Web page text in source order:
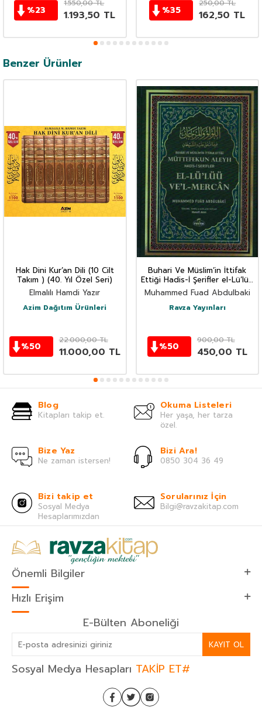
%23
1.550,00TL
1.193,50 TL %35
250,00TL
162,50 TL
Benzer Ürünler
Hak Dini Kur’an Dili (10 Cilt
Takım ) (40. Yıl Özel Seri)
Elmalılı Hamdi Yazır
Azim Dağıtım Ürünleri
%50
22.000,00TL
11.000,00 TL
Buhari Ve Müslim’in İttifak
Ettiği Hadis-İ Şerifler el-Lü’lüü
Ve’l Mercan (İthal)
Muhammed Fuad Abdulbaki
Ravza Yayınları
%50
900,00TL
450,00 TL
Blog
Kitapları takip et.
Okuma Listeleri
Her yaşa, her tarza
özel.
Bize Yaz
Ne zaman istersen!
Bizi Ara!
0850 304 36 49
Bizi takip et
Sosyal Medya
Hesaplarımızdan
Sorularınız İçin
Bilgi@ravzakitap.com
Önemli Bilgiler
Hızlı Erişim
E-Bülten Aboneliği
KAYIT OL
Sosyal Medya Hesapları TAKİP ET#